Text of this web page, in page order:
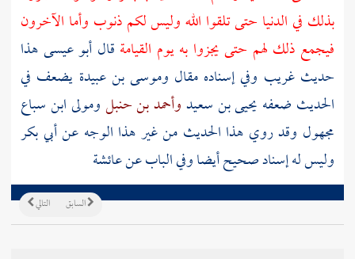
بذلك في الدنيا حتى تلقوا الله وليس لكم ذنوب وأما الآخرون
فيجمع ذلك لهم حتى يجزوا به يوم القيامة قال أبو عيسى هذا
حديث غريب وفي إسناده مقال وموسى بن عبيدة يضعف في
الحديث ضعفه يحيى بن سعيدوأحمد بن حنبلومولى ابن سباع
مجهول وقد روي هذا الحديث من غير هذا الوجه عنأبي بكر
وليس له إسناد صحيح أيضا وفي الباب عن عائشة
التالي السابق